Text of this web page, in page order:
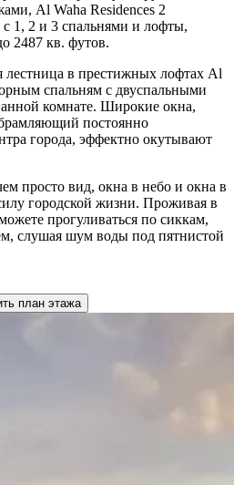
Al Waha Residences 2
с 1, 2 и 3 спальнями и лофты,
2487 кв. футов.
лестница в престижных лофтах Al
спальням с двуспальными
комнате. Широкие окна,
постоянно
города, эффектно окутывают
просто вид, окна в небо и окна в
городской жизни. Проживая в
прогуливаться по сиккам,
слушая шум воды под пятнистой
план этажа